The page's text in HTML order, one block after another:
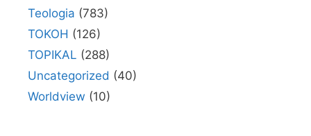
Teologia (783)
TOKOH (126)
TOPIKAL (288)
Uncategorized (40)
Worldview (10)